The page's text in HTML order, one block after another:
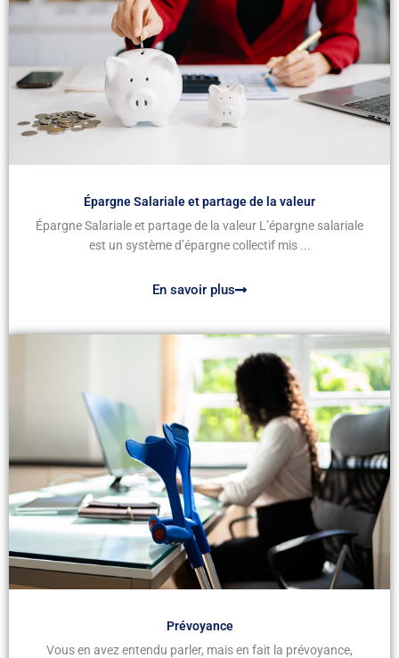
Épargne Salariale et partage de la valeur
Épargne Salariale et partage de la valeur L’épargne salariale
est un système d’épargne collectif mis ...
En savoir plus
Prévoyance
Vous en avez entendu parler, mais en fait la prévoyance,